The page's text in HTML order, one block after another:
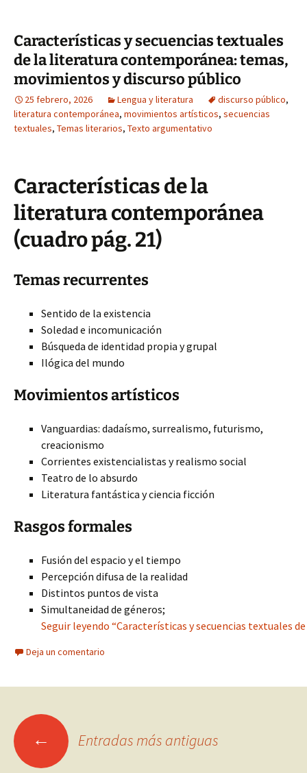
Características y secuencias textuales
de la literatura contemporánea: temas,
movimientos y discurso público
25 febrero, 2026 Lengua y literatura discurso público,
literatura contemporánea, movimientos artísticos, secuencias
textuales, Temas literarios, Texto argumentativo
Características de la
literatura contemporánea
(cuadro pág. 21)
Temas recurrentes
Sentido de la existencia
Soledad e incomunicación
Búsqueda de identidad propia y grupal
Ilógica del mundo
Movimientos artísticos
Vanguardias: dadaísmo, surrealismo, futurismo,
creacionismo
Corrientes existencialistas y realismo social
Teatro de lo absurdo
Literatura fantástica y ciencia ficción
Rasgos formales
Fusión del espacio y el tiempo
Percepción difusa de la realidad
Distintos puntos de vista
Simultaneidad de géneros;
Seguir leyendo “Características y secuencias textuales
Deja un comentario
Ir ← Entradas más antiguas